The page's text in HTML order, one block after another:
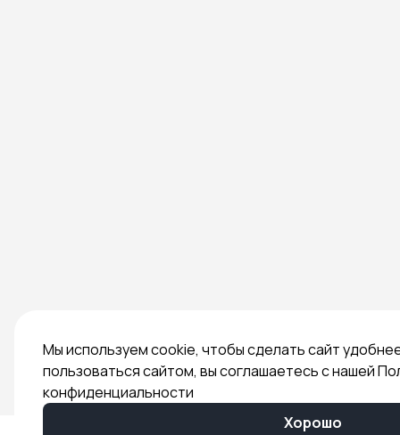
Мы используем cookie, чтобы сделать сайт
пользоваться сайтом, вы соглашаетесь с нашей
конфиденциальности
Хорошо